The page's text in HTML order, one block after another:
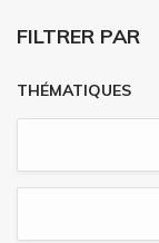
FILTRER PAR
THÉMATIQUES